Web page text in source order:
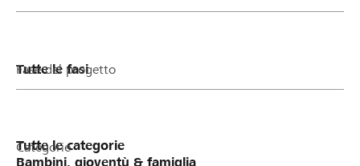
Fase del progetto
Categorie